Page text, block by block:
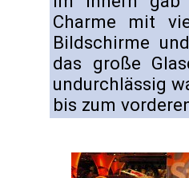
Charme mit
Bildschirme
das große
undurchlässig
bis zum